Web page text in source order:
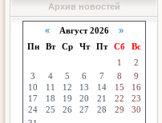
Архив новостей
«Август 2026 »
Пн
Вт Ср Чт Пт Сб
Вс
1
2
3
4 5 6 7 8
9
10
11 12 13 14 15
16
17
18 19 20 21 22
23
24
25 26 27 28 29
30